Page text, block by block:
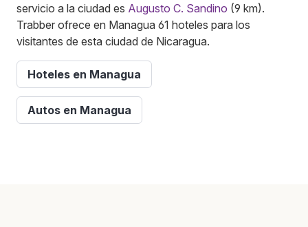
servicio a la ciudad es Augusto C. Sandino (9 km).
Trabber ofrece en Managua 61 hoteles para los
visitantes de esta ciudad de Nicaragua.
Hoteles en Managua
Autos en Managua